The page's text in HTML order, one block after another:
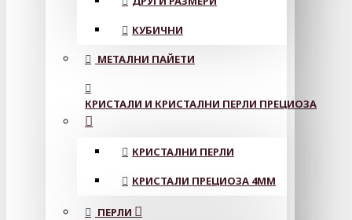
КУБИЧНИ
МЕТАЛНИ ПАЙЕТИ
КРИСТАЛИ И КРИСТАЛНИ ПЕРЛИ ПРЕЦИОЗА
КРИСТАЛНИ ПЕРЛИ
КРИСТАЛИ ПРЕЦИОЗА 4ММ
ПЕРЛИ